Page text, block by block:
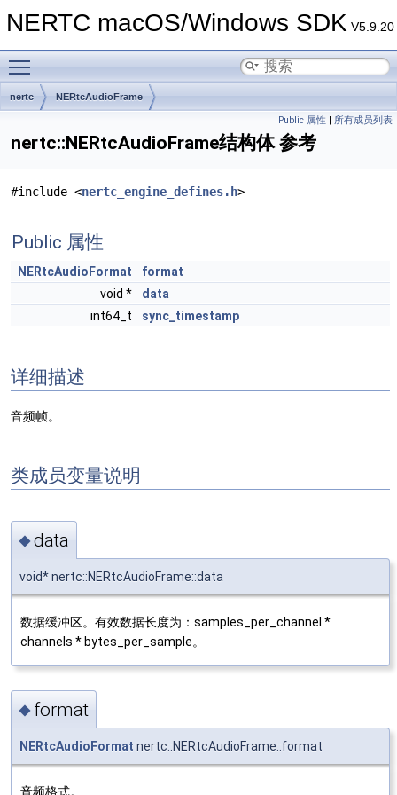
NERTC macOS/Windows SDK V5.9.20
nertc NERtcAudioFrame
Public 属性 | 所有成员列表
nertc::NERtcAudioFrame结构体 参考
#include <nertc_engine_defines.h>
Public 属性
NERtcAudioFormat
format
void *
data
int64_t
sync_timestamp
详细描述
音频帧。
类成员变量说明
◆data
void* nertc::NERtcAudioFrame::data
数据缓冲区。有效数据长度为：samples_per_channel *
channels * bytes_per_sample。
◆ format
NERtcAudioFormat nertc::NERtcAudioFrame::format
音频格式。